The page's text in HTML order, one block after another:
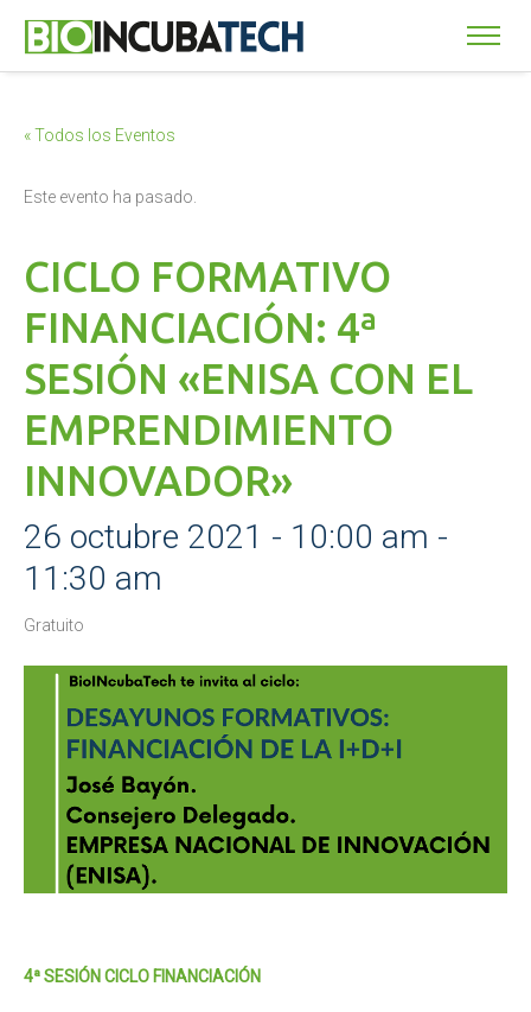
« Todos los Eventos
Este evento ha pasado.
CICLO FORMATIVO
FINANCIACIÓN: 4ª
SESIÓN «ENISA CON EL
EMPRENDIMIENTO
INNOVADOR»
26 octubre 2021 - 10:00 am -
11:30 am
Gratuito
4ª SESIÓN CICLO FINANCIACIÓN